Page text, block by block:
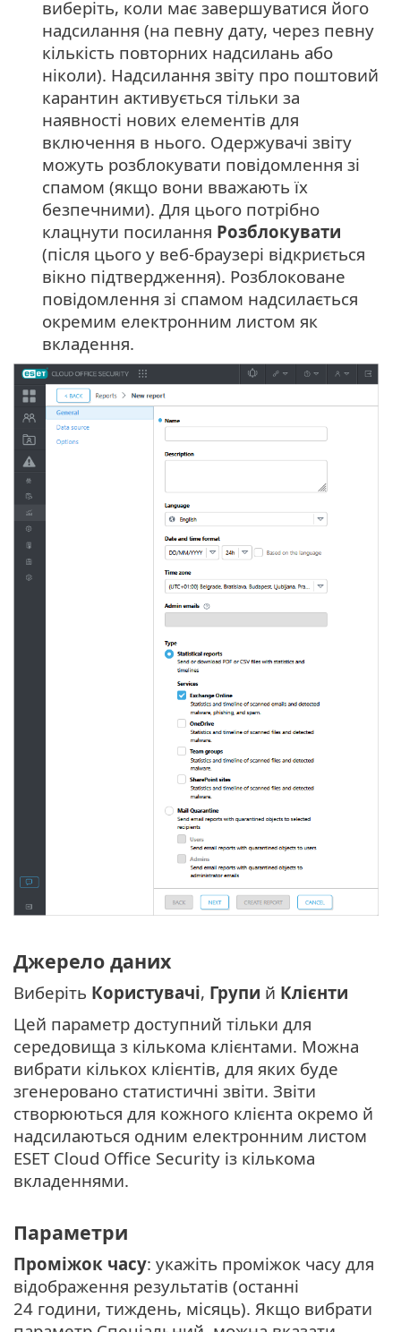
виберіть, коли має завершуватися його
надсилання (на певну дату, через певну
кількість повторних надсилань або
ніколи). Надсилання звіту про поштовий
карантин активується тільки за
наявності нових елементів для
включення в нього. Одержувачі звіту
можуть розблокувати повідомлення зі
спамом (якщо вони вважають їх
безпечними). Для цього потрібно
клацнути посилання Розблокувати
(після цього у веб-браузері відкриється
вікно підтвердження). Розблоковане
повідомлення зі спамом надсилається
окремим електронним листом як
вкладення.
Джерело даних
Виберіть Користувачі, Групи й Клієнти
Цей параметр доступний тільки для
середовища з кількома клієнтами. Можна
вибрати кількох клієнтів, для яких буде
згенеровано статистичні звіти. Звіти
створюються для кожного клієнта окремо й
надсилаються одним електронним листом
ESET Cloud Office Security із кількома
вкладеннями.
Параметри
Проміжок часу: укажіть проміжок часу для
відображення результатів (останні
24 години, тиждень, місяць). Якщо вибрати